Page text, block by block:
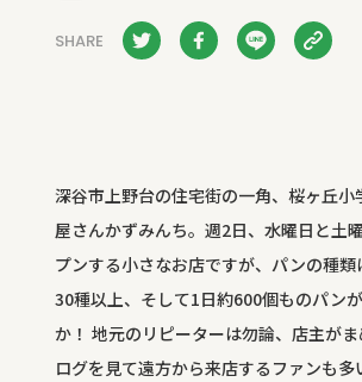
SHARE
深谷市上野台の住宅街の一角、桜ヶ丘小
屋さんかずみんち。週2日、水曜日と土
プンする小さなお店ですが、パンの種
30種以上、そして1日約600個ものパン
か！ 地元のリピーターは勿論、店主が
ログを見て遠方から来店するファンも多